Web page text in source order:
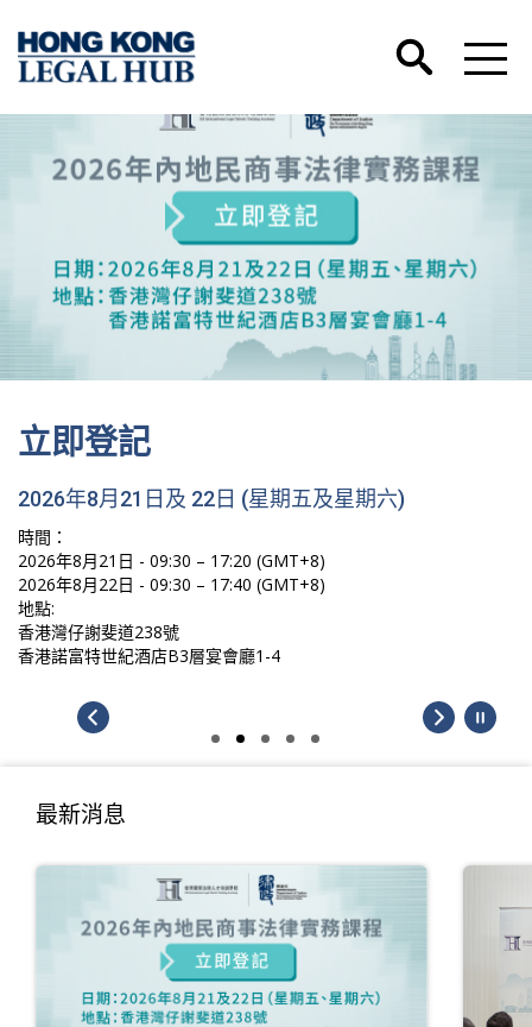
立即登記
2026年8月21日及 22日 (星期五及星期六)
時間：
2026年8月21日 - 09:30 – 17:20 (GMT+8)
2026年8月22日 - 09:30 – 17:40 (GMT+8)
地點:
香港灣仔謝斐道238號
香港諾富特世紀酒店B3層宴會廳1-4
最新消息